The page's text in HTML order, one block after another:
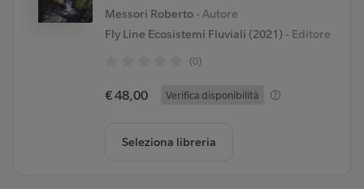
Messori Roberto - Autore
Fly Line Ecosistemi Fluviali (2021)- Editore
(0)
€ 48,00 Verifica disponibilità
Seleziona libreria